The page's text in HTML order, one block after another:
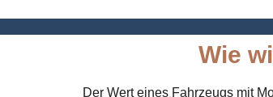
Wie
Der Wert eines Fahrzeugs mit